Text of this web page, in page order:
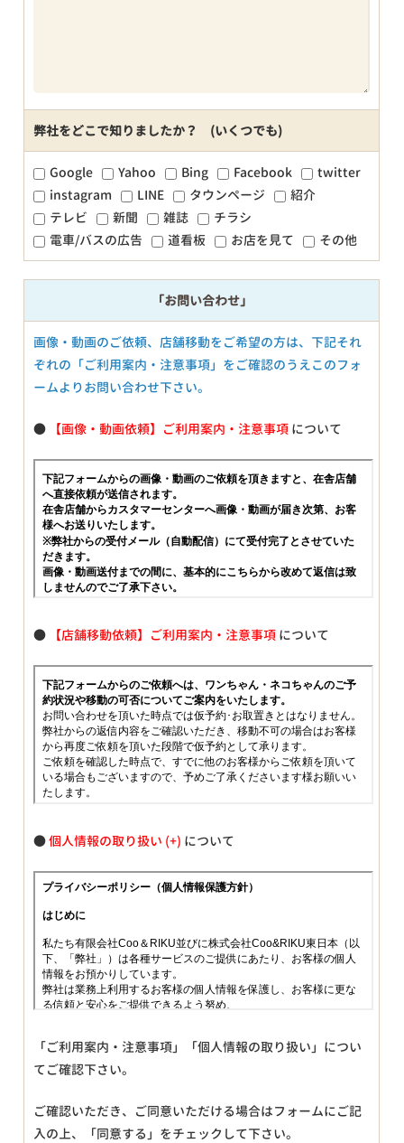
弊社をどこで知りましたか？ (いくつでも)
Google Yahoo Bing Facebook
twitter
instagram
LINE タウンページ
紹介
テレビ
新聞 雑誌
チラシ
電車/バスの広告
道看板 お店を見て その他
「お問い合わせ」
画像・動画のご依頼、店舗移動をご希望の方は、下記それ
ぞれの「ご利用案内・注意事項」をご確認のうえこのフォ
ームよりお問い合わせ下さい。
● 【画像・動画依頼】ご利用案内・注意事項 について
● 【店舗移動依頼】ご利用案内・注意事項 について
●個人情報の取り扱い について
「ご利用案内・注意事項」「個人情報の取り扱い」につい
てご確認下さい。
ご確認いただき、ご同意いただける場合はフォームにご記
入の上、「同意する」をチェックして下さい。